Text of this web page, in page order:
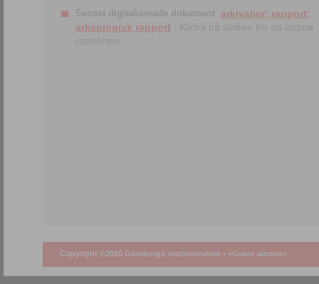
Senast digitaliserade dokument arkivalier; rapport;
arkeologisk rapport ; Klicka på länken för att öppna
rapporten
Copyright ©2026 Göteborgs stadsmuseum • <Guest access>